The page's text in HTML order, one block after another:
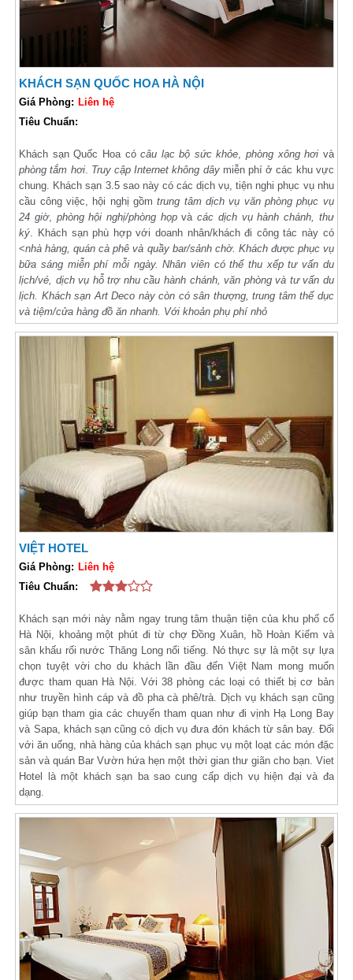
KHÁCH SẠN QUỐC HOA HÀ NỘI
Giá Phòng: Liên hệ
Tiêu Chuẩn:
Khách sạn Quốc Hoa cócâu lạc bộ sức khỏe,phòng xông hơi và
phòng tắm hơi. Truy cập Internet không dâymiễn phí ở các khu vực
chung. Khách sạn 3.5 sao này có các dịch vụ, tiện nghi phục vụ nhu
cầu công việc, hội nghị gồmtrung tâm dịch vụ văn phòng phục vụ
24 giờ, phòng hội nghị/phòng họpvàcác dịch vụ hành chánh, thư
ký. Khách sạn phù hợp với doanh nhân/khách đi công tác này có
<nhà hàng,quán cà phê và quầy bar/sảnh chờ. Khách được phục vụ
bữa sáng miễn phímỗi ngày. Nhân viên có thể thu xếptư vấn du
lịch/vé, dịch vụ hỗ trợ nhu cầu hành chánh, văn phòngvà tư vấn du
lịch. Khách sạn Art Deco này còn cósân thượng,trung tâm thể dục
vàtiệm/cửa hàng đồ ăn nhanh. Với khoản phụ phí nhỏ
VIỆT HOTEL
Giá Phòng: Liên hệ
Tiêu Chuẩn:
Khách sạn mới này nằm ngay trung tâm thuận tiện của khu phố cổ
Hà Nội, khoảng một phút đi từ chợ Đồng Xuân, hồ Hoàn Kiếm và
sân khấu rối nước Thăng Long nổi tiếng. Nó thực sự là một sự lựa
chọn tuyệt vời cho du khách lần đầu đến Việt Nam mong muốn
được tham quan Hà Nội. Với 38 phòng các loại có thiết bị cơ bản
như truyền hình cáp và đồ pha cà phê/trà. Dịch vụ khách sạn cũng
giúp bạn tham gia các chuyến tham quan như đi vịnh Hạ Long Bay
và Sapa, khách sạn cũng có dịch vụ đưa đón khách từ sân bay. Đối
với ăn uống, nhà hàng của khách sạn phục vụ một loạt các món đặc
sản và quán Bar Vườn hứa hẹn một thời gian thư giãn cho bạn. Viet
Hotel là một khách sạn ba sao cung cấp dịch vụ hiện đại và đa
dạng.